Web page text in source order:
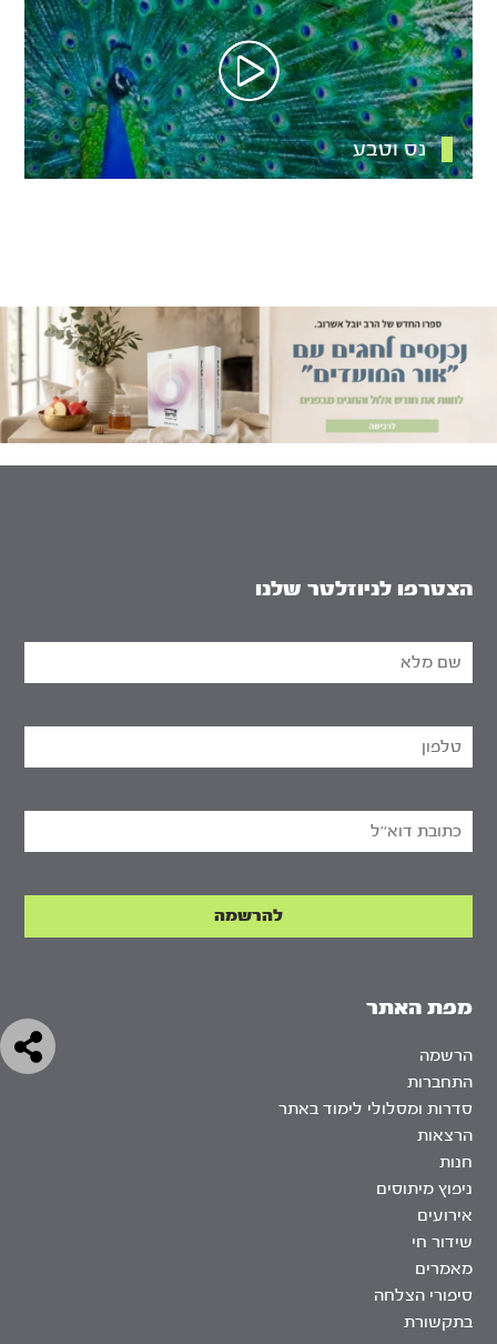
נס וטבע
מפת האתר
הרשמה
התחברות
סדרות ומסלולי לימוד באתר
הרצאות
חנות
ניפוץ מיתוסים
אירועים
שידור חי
מאמרים
סיפורי הצלחה
בתקשורת
הצטרפו לניוזלטר שלנו